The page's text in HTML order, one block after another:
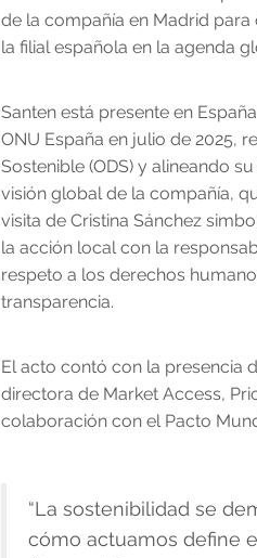
de la compañía en Madrid
la filial española en la agenda
Santen está presente en
ONU España en julio de 2025,
Sostenible (ODS) y alineando
visión global de la compañía,
visita de Cristina Sánchez
la acción local con la
respeto a los derechos
transparencia.
El acto contó con la presencia
directora de Market Access,
colaboración con el Pacto
“La sostenibilidad se
cómo actuamos define